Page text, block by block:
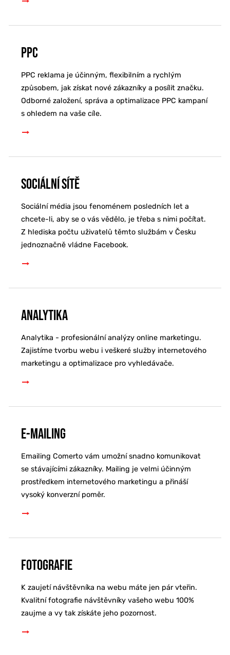
PPC
PPC reklama je účinným, flexibilním a rychlým
způsobem, jak získat nové zákazníky a posílit značku.
Odborné založení, správa a optimalizace PPC kampaní
s ohledem na vaše cíle.
Sociální sítě
Sociální média jsou fenoménem posledních let a
chcete-li, aby se o vás vědělo, je třeba s nimi počítat.
Z hlediska počtu uživatelů těmto službám v Česku
jednoznačně vládne Facebook.
Analytika
Analytika - profesionální analýzy online marketingu.
Zajistíme tvorbu webu i veškeré služby internetového
marketingu a optimalizace pro vyhledávače.
E-mailing
Emailing Comerto vám umožní snadno komunikovat
se stávajícími zákazníky. Mailing je velmi účinným
prostředkem internetového marketingu a přináší
vysoký konverzní poměr.
Fotografie
K zaujetí návštěvníka na webu máte jen pár vteřin.
Kvalitní fotografie návštěvníky vašeho webu 100%
zaujme a vy tak získáte jeho pozornost.